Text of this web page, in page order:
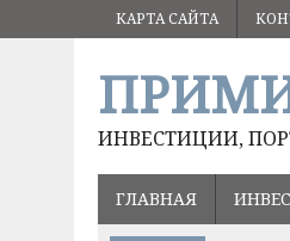
КАРТА САЙТА
ИНВЕСТИЦИИ,
ГЛАВНАЯ